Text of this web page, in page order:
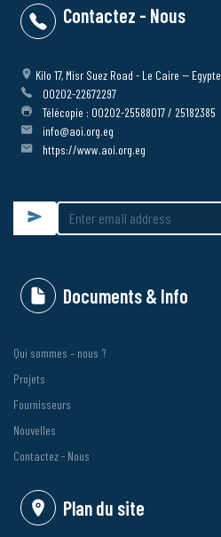
Contactez - Nous
Kilo 17, Misr Suez Road - Le Caire -- Egypte
00202-22672297
Télécopie : 00202-25588017 / 25182385
info@aoi.org.eg
https://www.aoi.org.eg
Submit
Documents & Info
Qui sommes – nous ?
Projets
Fournisseurs
Nouvelles
Contactez - Nous
Plan du site